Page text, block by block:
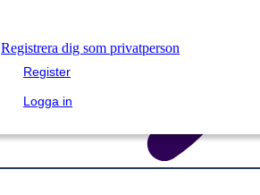
Registrera dig som privatperson
Register
Logga in